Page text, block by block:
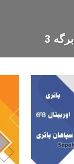
برگه 3